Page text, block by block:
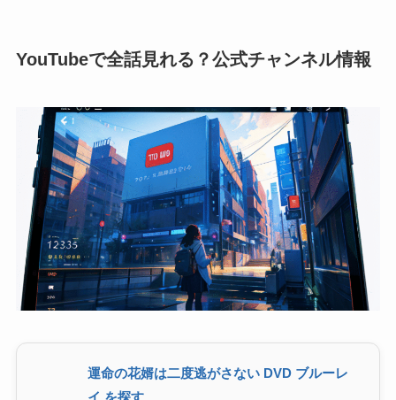
YouTubeで全話見れる？公式チャンネル情報
運命の花婿は二度逃がさない DVD ブルーレ